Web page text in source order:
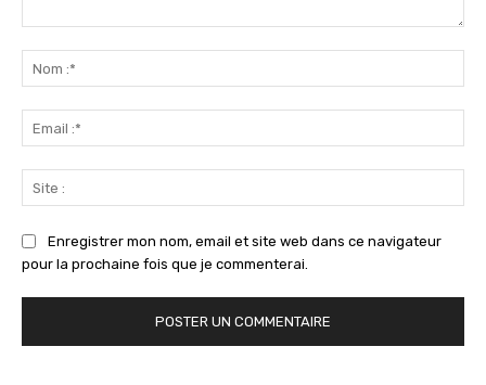
:*
:*
:
Enregistrer mon nom, email et site web dans ce navigateur
pour la prochaine fois que je commenterai.